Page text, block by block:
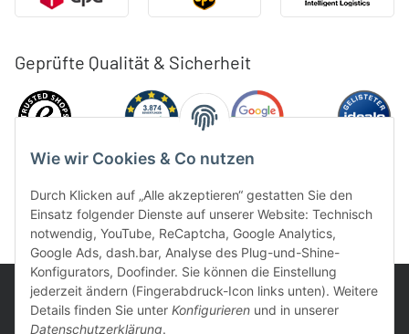
Wie wir Cookies & Co nutzen
Durch Klicken auf „Alle akzeptieren“ gestatten Sie den
Einsatz folgender Dienste auf unserer Website: Technisch
notwendig, YouTube, ReCaptcha, Google Analytics,
Google Ads, dash.bar, Analyse des Plug-und-Shine-
Konfigurators, Doofinder. Sie können die Einstellung
jederzeit ändern (Fingerabdruck-Icon links unten). Weitere
Details finden Sie unter Konfigurieren und in unserer
Datenschutzerklärung.
Geprüfte Qualität & Sicherheit